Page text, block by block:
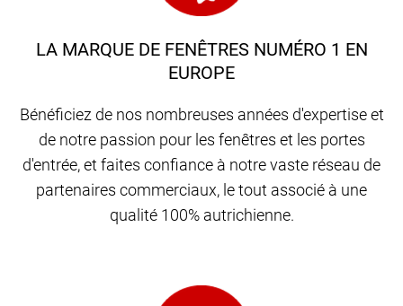
LA MARQUE DE FENÊTRES NUMÉRO 1 EN
EUROPE
Bénéficiez de nos nombreuses années d'expertise et
de notre passion pour les fenêtres et les portes
d'entrée, et faites confiance à notre vaste réseau de
partenaires commerciaux, le tout associé à une
qualité 100% autrichienne.